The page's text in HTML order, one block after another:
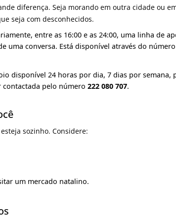
diferença. Seja morando em outra cidade ou
seja com desconhecidos.
entre as 16:00 e as 24:00, uma linha de
uma conversa. Está disponível através do
disponível 24 horas por dia, 7 dias por semana,
pelo número 222 080 707.
sozinho. Considere:
um mercado natalino.